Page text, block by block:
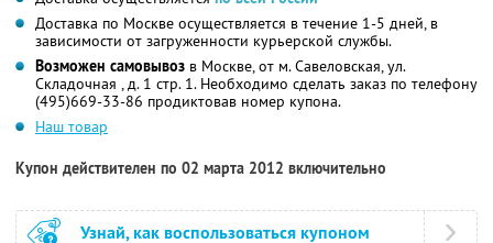
Доставка по Москве осуществляется в течение 1-5 дней, в
зависимости от загруженности курьерской службы.
Возможен самовывоз в Москве, от м. Савеловская, ул.
Складочная , д. 1 стр. 1. Необходимо сделать заказ по телефону
(495)669-33-86 продиктовав номер купона.
Наш товар
Купон действителен по 02 марта 2012 включительно
Узнай, как воспользоваться купоном